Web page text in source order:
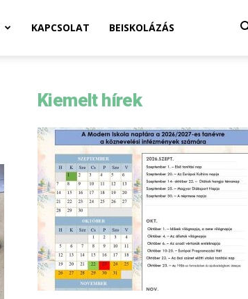
KAPCSOLAT BEISKOLÁZÁS
Kiemelt hírek